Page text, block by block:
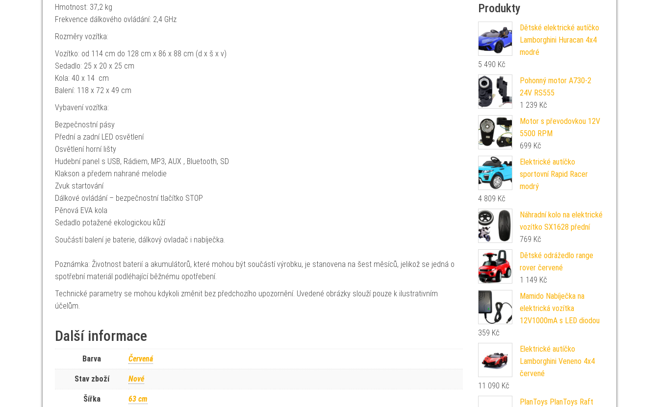
Hmotnost: 37,2 kg
Frekvence dálkového ovládání: 2,4 GHz
Rozměry vozítka:
Vozítko: od 114 cm do 128 cm x 86 x 88 cm (d x š x v)
Sedadlo: 25 x 20 x 25 cm
Kola: 40 x 14 cm
Balení: 118 x 72 x 49 cm
Vybavení vozítka:
Bezpečnostní pásy
Přední a zadní LED osvětlení
Osvětlení horní lišty
Hudební panel s USB, Rádiem, MP3, AUX , Bluetooth, SD
Klakson a předem nahrané melodie
Zvuk startování
Dálkové ovládání – bezpečnostní tlačítko STOP
Pěnová EVA kola
Sedadlo potažené ekologickou kůží
Součástí balení je baterie, dálkový ovladač i nabíječka.
Poznámka: Životnost baterií a akumulátorů, které mohou být součástí výrobku, je stanovena na šest měsíců, jelikož se jedná o
spotřební materiál podléhající běžnému opotřebení.
Technické parametry se mohou kdykoli změnit bez předchozího upozornění. Uvedené obrázky slouží pouze k ilustrativním
účelům.
Další informace
Barva Červená
Stav zboží Nové
Šířka 63 cm
Produkty
Dětské elektrické autíčko
Lamborghini Huracan 4x4
modré
5 490 Kč
Pohonný motor A730-2
24V RS555
1 239 Kč
Motor s převodovkou 12V
5500 RPM
699 Kč
Elektrické autíčko
sportovní Rapid Racer
modrý
4 809 Kč
Náhradní kolo na elektrické
vozítko SX1628 přední
769 Kč
Dětské odrážedlo range
rover červené
1 149 Kč
Mamido Nabíječka na
elektrická vozítka
12V1000mA s LED diodou
359 Kč
Elektrické autíčko
Lamborghini Veneno 4x4
červené
11 090 Kč
PlanToys PlanToys Raft